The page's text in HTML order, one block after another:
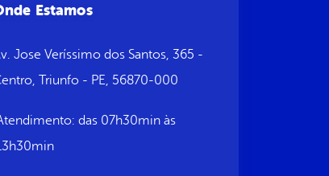
Estamos
Jose Veríssimo dos Santos, 365 -
Triunfo - PE, 56870-000
das 07h30min às